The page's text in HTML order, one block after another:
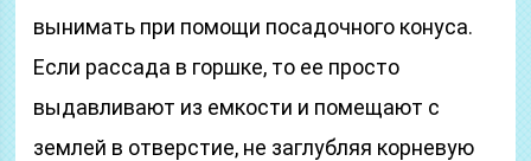
вынимать при помощи посадочного конуса.
Если рассада в горшке, то ее просто
выдавливают из емкости и помещают с
землей в отверстие, не заглубляя корневую